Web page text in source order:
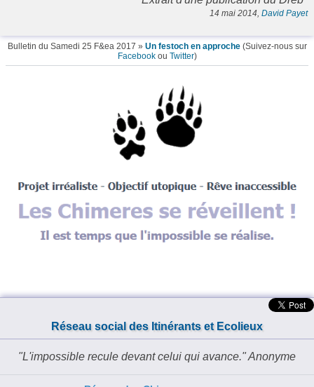
14 mai 2014,David Payet
Bulletin du Samedi 25 F&ea 2017 » Un festoch en approche(Suivez-nous sur
Facebookou Twitter)
Réseau social des Itinérants et Ecolieux
L'impossible recule devant celui qui avance. Anonyme